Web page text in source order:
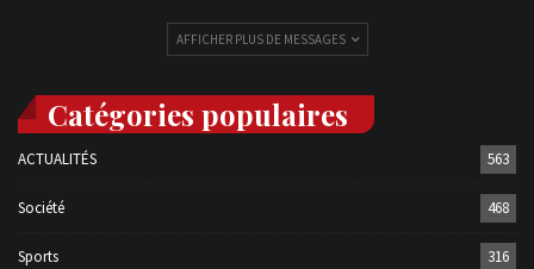
AFFICHER PLUS DE MESSAGES
Catégories populaires
ACTUALITÉS 563
Société 468
Sports 316